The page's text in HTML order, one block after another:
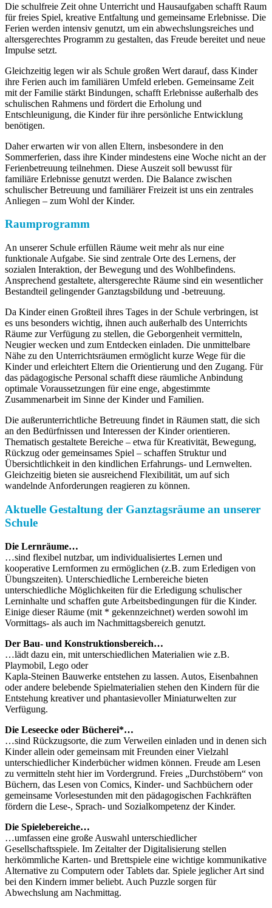
Die schulfreie Zeit ohne Unterricht und Hausaufgaben schafft Raum
für freies Spiel, kreative Entfaltung und gemeinsame Erlebnisse. Die
Ferien werden intensiv genutzt, um ein abwechslungsreiches und
altersgerechtes Programm zu gestalten, das Freude bereitet und neue
Impulse setzt.
Gleichzeitig legen wir als Schule großen Wert darauf, dass Kinder
ihre Ferien auch im familiären Umfeld erleben. Gemeinsame Zeit
mit der Familie stärkt Bindungen, schafft Erlebnisse außerhalb des
schulischen Rahmens und fördert die Erholung und
Entschleunigung, die Kinder für ihre persönliche Entwicklung
benötigen.
Daher erwarten wir von allen Eltern, insbesondere in den
Sommerferien, dass ihre Kinder mindestens eine Woche nicht an der
Ferienbetreuung teilnehmen. Diese Auszeit soll bewusst für
familiäre Erlebnisse genutzt werden. Die Balance zwischen
schulischer Betreuung und familiärer Freizeit ist uns ein zentrales
Anliegen – zum Wohl der Kinder.
Raumprogramm
An unserer Schule erfüllen Räume weit mehr als nur eine
funktionale Aufgabe. Sie sind zentrale Orte des Lernens, der
sozialen Interaktion, der Bewegung und des Wohlbefindens.
Ansprechend gestaltete, altersgerechte Räume sind ein wesentlicher
Bestandteil gelingender Ganztagsbildung und -betreuung.
Da Kinder einen Großteil ihres Tages in der Schule verbringen, ist
es uns besonders wichtig, ihnen auch außerhalb des Unterrichts
Räume zur Verfügung zu stellen, die Geborgenheit vermitteln,
Neugier wecken und zum Entdecken einladen. Die unmittelbare
Nähe zu den Unterrichtsräumen ermöglicht kurze Wege für die
Kinder und erleichtert Eltern die Orientierung und den Zugang. Für
das pädagogische Personal schafft diese räumliche Anbindung
optimale Voraussetzungen für eine enge, abgestimmte
Zusammenarbeit im Sinne der Kinder und Familien.
Die außerunterrichtliche Betreuung findet in Räumen statt, die sich
an den Bedürfnissen und Interessen der Kinder orientieren.
Thematisch gestaltete Bereiche – etwa für Kreativität, Bewegung,
Rückzug oder gemeinsames Spiel – schaffen Struktur und
Übersichtlichkeit in den kindlichen Erfahrungs- und Lernwelten.
Gleichzeitig bieten sie ausreichend Flexibilität, um auf sich
wandelnde Anforderungen reagieren zu können.
Aktuelle Gestaltung der Ganztagsräume an unserer
Schule
Die Lernräume…
…sind flexibel nutzbar, um individualisiertes Lernen und
kooperative Lernformen zu ermöglichen (z.B. zum Erledigen von
Übungszeiten). Unterschiedliche Lernbereiche bieten
unterschiedliche Möglichkeiten für die Erledigung schulischer
Lerninhalte und schaffen gute Arbeitsbedingungen für die Kinder.
Einige dieser Räume (mit * gekennzeichnet) werden sowohl im
Vormittags- als auch im Nachmittagsbereich genutzt.
Der Bau- und Konstruktionsbereich…
…lädt dazu ein, mit unterschiedlichen Materialien wie z.B.
Playmobil, Lego oder
Kapla-Steinen Bauwerke entstehen zu lassen. Autos, Eisenbahnen
oder andere belebende Spielmaterialien stehen den Kindern für die
Entstehung kreativer und phantasievoller Miniaturwelten zur
Verfügung.
Die Leseecke oder Bücherei*…
…sind Rückzugsorte, die zum Verweilen einladen und in denen sich
Kinder allein oder gemeinsam mit Freunden einer Vielzahl
unterschiedlicher Kinderbücher widmen können. Freude am Lesen
zu vermitteln steht hier im Vordergrund. Freies „Durchstöbern“ von
Büchern, das Lesen von Comics, Kinder- und Sachbüchern oder
gemeinsame Vorlesestunden mit den pädagogischen Fachkräften
fördern die Lese-, Sprach- und Sozialkompetenz der Kinder.
Die Spielebereiche…
…umfassen eine große Auswahl unterschiedlicher
Gesellschaftsspiele. Im Zeitalter der Digitalisierung stellen
herkömmliche Karten- und Brettspiele eine wichtige kommunikative
Alternative zu Computern oder Tablets dar. Spiele jeglicher Art sind
bei den Kindern immer beliebt. Auch Puzzle sorgen für
Abwechslung am Nachmittag.